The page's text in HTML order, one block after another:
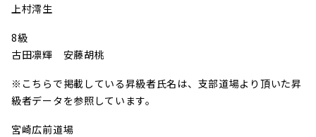
上村澪生
8級
古田凛輝 安藤胡桃
※こちらで掲載している昇級者氏名は、支部道場より頂いた昇
級者データを参照しています。
宮崎広前道場